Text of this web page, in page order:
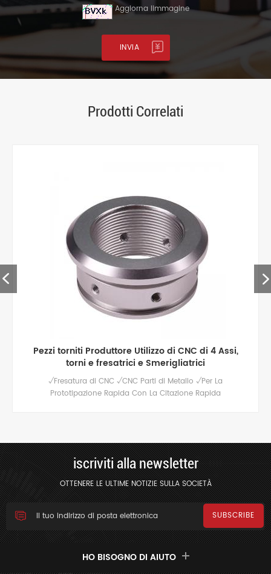
Aggiorna limmagine
Prodotti Correlati
parti in alluminio lavorate a controllo numerico
personalizzate di alta qualità
sono disponibili servizi di fresatura cnc di alta qualità per
parti in alluminio personalizzate, lucidatura / anodizzazione e
iscriviti alla newsletter
OTTENERE LE ULTIME NOTIZIE SULLA SOCIETÀ
HO BISOGNO DI AIUTO